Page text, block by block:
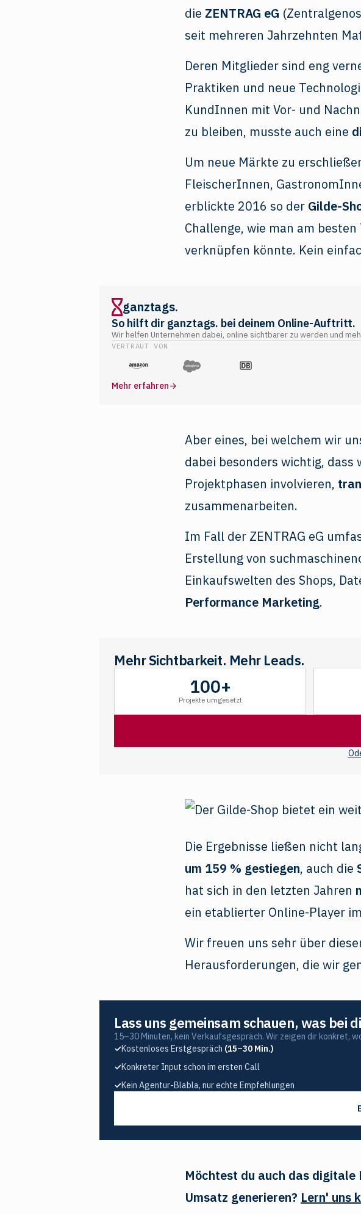
die ZENTRAG eG
seit mehreren Jahrzehnten
Deren Mitglieder sind eng
Praktiken und neue
KundInnen mit Vor- und
zu bleiben, musste auch eine
Um neue Märkte zu
FleischerInnen,
erblickte 2016 so der Gilde-
Challenge, wie man am
verknüpfen könnte. Kein
ganztags.
So hilft dir ganztags. bei deinem Online-Auftritt.
Wir helfen Unternehmen dabei, online sichtbarer zu werden und
VERTRAUT VON
Mehr erfahren→
Aber eines, bei welchem wir
dabei besonders wichtig,
Projektphasen involvieren,
zusammenarbeiten.
Im Fall der ZENTRAG eG
Erstellung von
Einkaufswelten des Shops,
Performance Marketing.
Mehr Sichtbarkeit. Mehr Leads.
100+
Projekte umgesetzt
Die Ergebnisse ließen nicht
um 159 % gestiegen, auch die
hat sich in den letzten Jahren
ein etablierter Online-Player
Wir freuen uns sehr über
Herausforderungen, die wir
Lass uns gemeinsam schauen, was bei
15–30 Minuten, kein Verkaufsgespräch. Wir zeigen dir konkret,
✓Kostenloses Erstgespräch (15–30 Min.)
✓Konkreter Input schon im ersten Call
✓Kein Agentur-Blabla, nur echte Empfehlungen
Möchtest du auch das digitale
Umsatz generieren? Lern' uns